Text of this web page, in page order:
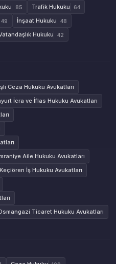
85 Trafik Hukuku 64
49 İnşaat Hukuku 48
Hukuku 42
Ceza Hukuku Avukatları
İcra ve İflas Hukuku Avukatları
Aile Hukuku Avukatları
Keçiören İş Hukuku Avukatları
Ticaret Hukuku Avukatları